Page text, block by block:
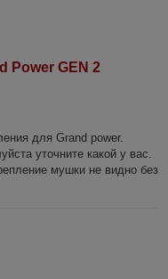
Power GEN 2
для Grand power.
уточните какой у вас.
мушки не видно без